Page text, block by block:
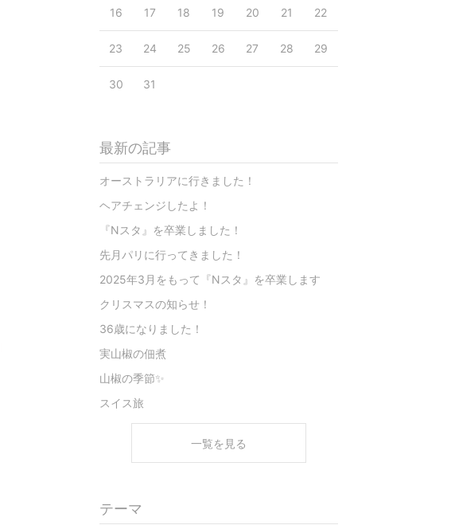
16 17 18 19 20 21 22
23 24 25 26 27 28 29
30 31
最新の記事
オーストラリアに行きました！
ヘアチェンジしたよ！
『Nスタ』を卒業しました！
先月パリに行ってきました！
2025年3月をもって『Nスタ』を卒業します
クリスマスの知らせ！
36歳になりました！
実山椒の佃煮
山椒の季節✨
スイス旅
一覧を見る
テーマ